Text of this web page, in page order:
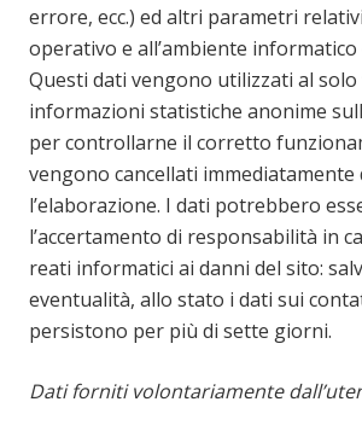
errore, ecc.) ed altri parametri
operativo e all’ambiente informatico
Questi dati vengono utilizzati al solo
informazioni statistiche anonime
per controllarne il corretto
vengono cancellati immediatamente
l’elaborazione. I dati potrebbero
l’accertamento di responsabilità in
reati informatici ai danni del sito:
eventualità, allo stato i dati sui
persistono per più di sette giorni.
Dati forniti volontariamente